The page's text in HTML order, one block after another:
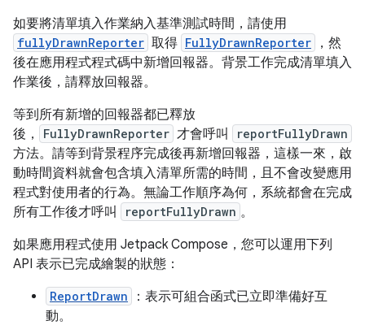
如要將清單填入作業納入基準測試時間，請使用
fullyDrawnReporter 取得 FullyDrawnReporter
，然
後在應用程式程式碼中新增回報器。背景工作完成清單填入
作業後，請釋放回報器。
等到所有新增的回報器都已釋放
後，
FullyDrawnReporter 才會呼叫 reportFullyDrawn
方法。請等到背景程序完成後再新增回報器，這樣一來，啟
動時間資料就會包含填入清單所需的時間，且不會改變應用
程式對使用者的行為。無論工作順序為何，系統都會在完成
所有工作後才呼叫
reportFullyDrawn 。
如果應用程式使用 Jetpack Compose，您可以運用下列
API 表示已完成繪製的狀態：
ReportDrawn
：表示可組合函式已立即準備好互
動。